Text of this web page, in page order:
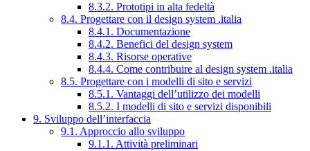
8.3.2. Prototipi in alta fedeltà
8.4. Progettare con il design system .italia
8.4.1. Documentazione
8.4.2. Benefici del design system
8.4.3. Risorse operative
8.4.4. Come contribuire al design system .italia
8.5. Progettare con i modelli di sito e servizi
8.5.1. Vantaggi dell’utilizzo dei modelli
8.5.2. I modelli di sito e servizi disponibili
9. Sviluppo dell’interfaccia
9.1. Approccio allo sviluppo
9.1.1. Attività preliminari